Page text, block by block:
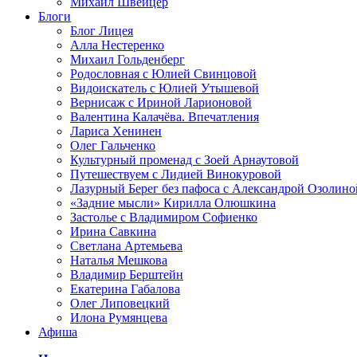
Блоги
Блог Лицея
Алла Нестеренко
Михаил Гольденберг
Родословная с Юлией Свинцовой
Видоискатель с Юлией Утышевой
Вернисаж с Ириной Ларионовой
Валентина Калачёва. Впечатления
Лариса Хенинен
Олег Гальченко
Культурный променад с Зоей Арнаутовой
Путешествуем с Лидией Винокуровой
Лазурный Берег без пафоса с Александрой
«Задние мысли» Кирилла Олюшкина
Застолье с Владимиром Софиенко
Ирина Савкина
Светлана Артемьева
Наталья Мешкова
Владимир Берштейн
Екатерина Габалова
Олег Липовецкий
Илона Румянцева
Афиша